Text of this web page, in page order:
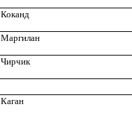
Коканд
Маргилан
Чирчик
Каган